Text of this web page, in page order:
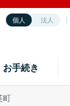
個人 法人
手続き
町